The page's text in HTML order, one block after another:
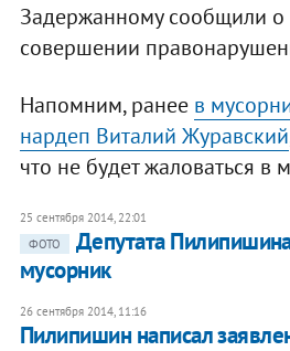
Задержанному сообщили о
совершении
Напомним, ранее в
нардеп Виталий Журавский
что не будет жаловаться в
25 сентября 2014, 22:01
ФОТО
Депутата
мусорник
26 сентября 2014, 11:16
Пилипишин написал